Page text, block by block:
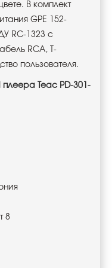
В комплект
GPE 152-
RC-1323 с
RCA, Т-
пользователя.
плеера Teac PD-301-
8